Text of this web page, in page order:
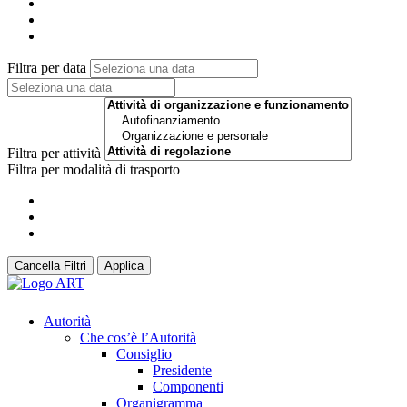
Filtra per data
Filtra per attività
Filtra per modalità di trasporto
Cancella Filtri Applica
Autorità
Che cos’è l’Autorità
Consiglio
Presidente
Componenti
Organigramma